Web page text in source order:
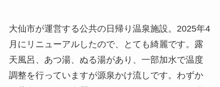
大仙市が運営する公共の日帰り温泉施設。2025年4
月にリニューアルしたので、とても綺麗です。露
天風呂、あつ湯、ぬる湯があり、一部加水で温度
調整を行っていますが源泉かけ流しです。わずか